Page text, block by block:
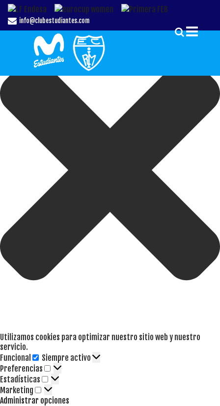
Gestionar el Consentimiento de las Cookies
Utilizamos cookies para optimizar nuestro sitio web y nuestro
servicio.
Funcional
Funcional
Siempre activo
Preferencias
Preferencias
Estadísticas Estadísticas
Marketing Marketing
Administrar opciones
info@clubestudiantes.com